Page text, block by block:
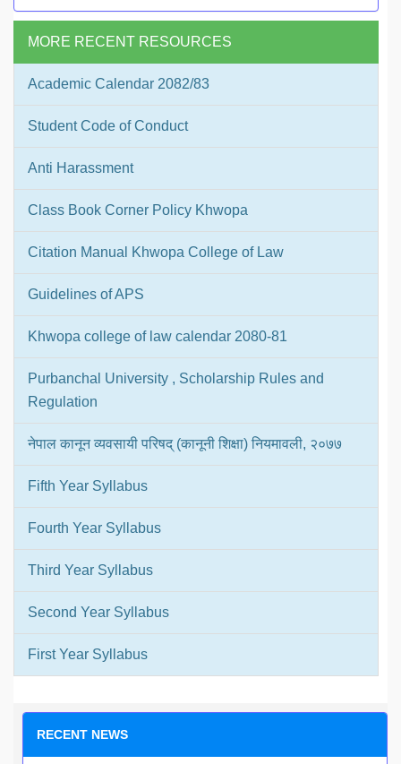
MORE RECENT RESOURCES
Academic Calendar 2082/83
Student Code of Conduct
Anti Harassment
Class Book Corner Policy Khwopa
Citation Manual Khwopa College of Law
Guidelines of APS
Khwopa college of law calendar 2080-81
Purbanchal University , Scholarship Rules and
Regulation
नेपाल कानून व्यवसायी परिषद् (कानूनी शिक्षा) नियमावली, २०७७
Fifth Year Syllabus
Fourth Year Syllabus
Third Year Syllabus
Second Year Syllabus
First Year Syllabus
RECENT NEWS